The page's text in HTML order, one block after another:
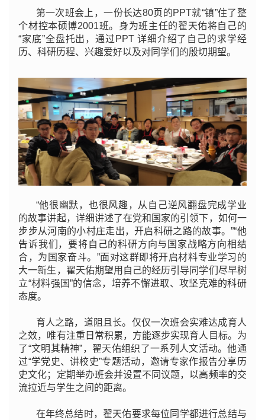
第一次班会上，一份长达80页的PPT就“镇”住了整
个材控本硕博2001班。身为班主任的翟天佑将自己的
“家底”全盘托出，通过PPT 详细介绍了自己的求学经
历、科研历程、兴趣爱好以及对同学们的殷切期望。
“他很幽默，也很风趣，从自己逆风翻盘完成学业
的故事讲起，详细讲述了在党和国家的引领下，如何一
步步从河南的小村庄走出，开启科研之路的故事。”“他
告诉我们，要将自己的科研方向与国家战略方向相结
合，为国家奋斗。”面对这群即将开启材料专业学习的
大一新生，翟天佑期望用自己的经历引导同学们尽早树
立“材料强国”的信念，培养不懈进取、攻坚克难的科研
态度。
育人之路，道阻且长。仅仅一次班会实难达成育人
之效，唯有注重日常积累，方能逐步实现育人目标。为
了“文明其精神”，翟天佑组织了一系列人文活动。他通
过“学党史、讲校史”专题活动，邀请专家作报告分享历
史文化；定期举办班会并设置不同议题，以高频率的交
流拉近与学生之间的距离。
在年终总结时，翟天佑要求每位同学都进行总结与